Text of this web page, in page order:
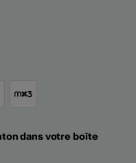
dans votre boîte